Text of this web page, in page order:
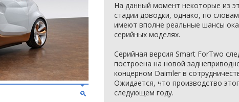
На данный момент некоторые из
стадии доводки, однако, по
имеют вполне реальные шансы
серийных моделях.
Серийная версия Smart ForTwo
построена на новой
концерном Daimler в
Ожидается, что производство
следующем году.